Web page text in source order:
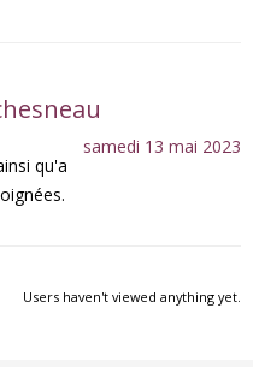
samedi 13 mai 2023
qu'a
Users haven't viewed anything yet.